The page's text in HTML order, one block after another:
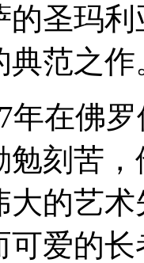
的圣玛
典范之作
在佛罗
勉刻苦
大的艺
可爱的